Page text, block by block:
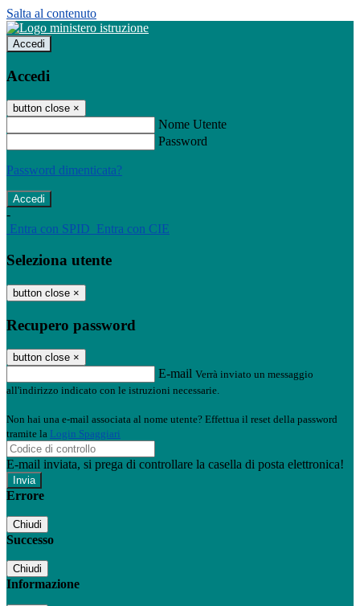
Salta al contenuto
Accedi
Accedi
button close ×
Nome Utente
Password
Password dimenticata?
-
Entra con SPID Entra con CIE
Seleziona utente
button close ×
Recupero password
button close ×
E-mail Verrà inviato un messaggio
all'indirizzo indicato con le istruzioni necessarie.
Non hai una e-mail associata al nome utente? Effettua il reset della password
tramite la Login Spaggiari
E-mail inviata, si prega di controllare la casella di posta elettronica!
Errore
Chiudi
Successo
Chiudi
Informazione